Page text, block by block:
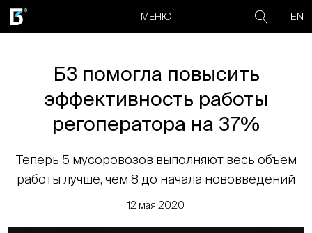
МЕНЮ EN
Б3 помогла повысить
эффективность работы
регоператора на 37%
Теперь 5 мусоровозов выполняют весь объем
работы лучше, чем 8 до начала нововведений
12 мая 2020